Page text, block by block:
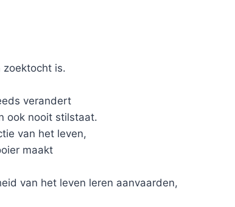
zoektocht is.
verandert
ook nooit stilstaat.
van het leven,
maakt
van het leven leren aanvaarden,